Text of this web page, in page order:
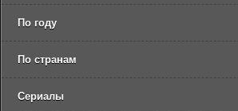
По году
По странам
Сериалы